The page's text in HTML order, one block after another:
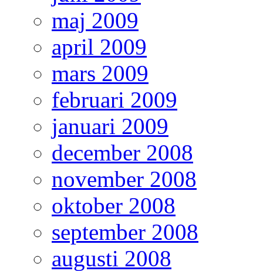
maj 2009
april 2009
mars 2009
februari 2009
januari 2009
december 2008
november 2008
oktober 2008
september 2008
augusti 2008